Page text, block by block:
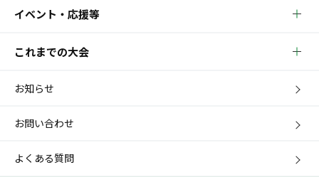
イベント・応援等
これまでの大会
お知らせ
お問い合わせ
よくある質問